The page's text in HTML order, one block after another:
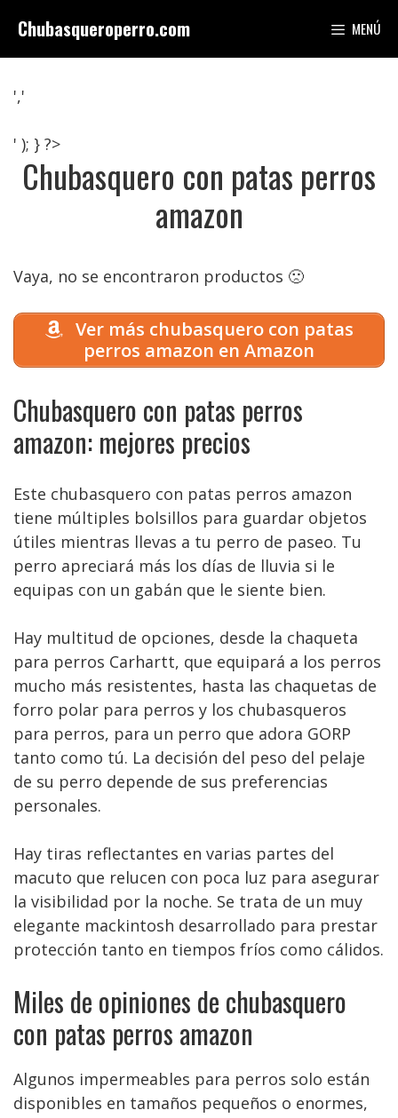
contenido
Chubasqueroperro.com MENÚ
','
' ); } ?>
Chubasquero con patas perros
amazon
Vaya, no se encontraron productos 🙁
Ver más chubasquero con patas
perros amazon en Amazon
Chubasquero con patas perros
amazon: mejores precios
Este chubasquero con patas perros amazon
tiene múltiples bolsillos para guardar objetos
útiles mientras llevas a tu perro de paseo. Tu
perro apreciará más los días de lluvia si le
equipas con un gabán que le siente bien.
Hay multitud de opciones, desde la chaqueta
para perros Carhartt, que equipará a los perros
mucho más resistentes, hasta las chaquetas de
forro polar para perros y los chubasqueros
para perros, para un perro que adora GORP
tanto como tú. La decisión del peso del pelaje
de su perro depende de sus preferencias
personales.
Hay tiras reflectantes en varias partes del
macuto que relucen con poca luz para asegurar
la visibilidad por la noche. Se trata de un muy
elegante mackintosh desarrollado para prestar
protección tanto en tiempos fríos como cálidos.
Miles de opiniones de chubasquero
con patas perros amazon
Algunos impermeables para perros solo están
disponibles en tamaños pequeños o enormes,